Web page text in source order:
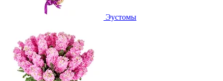
Эустомы